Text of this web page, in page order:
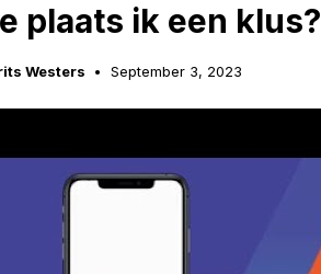
plaats ik een klus?
Westers September 3, 2023